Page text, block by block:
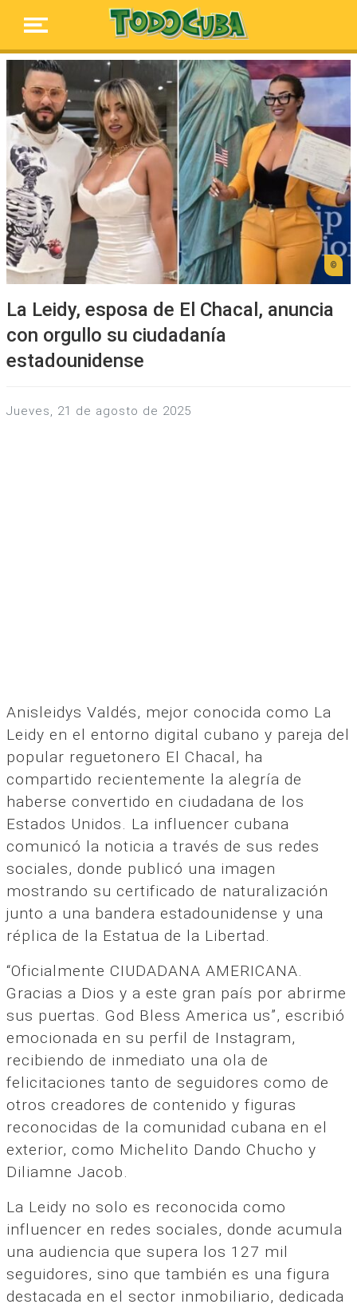
La Leidy, esposa de El Chacal, anuncia
con orgullo su ciudadanía
estadounidense
jueves, 21 de agosto de 2025
Anisleidys Valdés, mejor conocida como La
Leidy en el entorno digital cubano y pareja del
popular reguetonero El Chacal, ha
compartido recientemente la alegría de
haberse convertido en ciudadana de los
Estados Unidos. La influencer cubana
comunicó la noticia a través de sus redes
sociales, donde publicó una imagen
mostrando su certificado de naturalización
junto a una bandera estadounidense y una
réplica de la Estatua de la Libertad.
“Oficialmente CIUDADANA AMERICANA.
Gracias a Dios y a este gran país por abrirme
sus puertas. God Bless America us”, escribió
emocionada en su perfil de Instagram,
recibiendo de inmediato una ola de
felicitaciones tanto de seguidores como de
otros creadores de contenido y figuras
reconocidas de la comunidad cubana en el
exterior, como Michelito Dando Chucho y
Diliamne Jacob.
La Leidy no solo es reconocida como
influencer en redes sociales, donde acumula
una audiencia que supera los 127 mil
seguidores, sino que también es una figura
destacada en el sector inmobiliario, dedicada